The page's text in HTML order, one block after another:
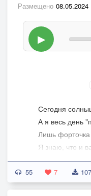
Размещено 08.05.2024
▶
Сегодня
А я весь день
Лишь
Я знаю, что и
А завтра
Я выскочу! И
55 7 107